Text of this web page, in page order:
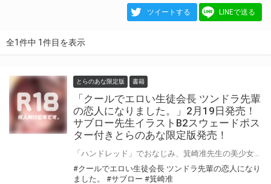
ツイートする LINEで送る
全1件中 1件目を表示
とらのあな限定版 書籍
「クールでエロい生徒会長 ツンドラ先輩
の恋人になりました。」2月19日発売！
サブロー先生イラストB2スウェードポス
ター付きとらのあな限定版発売！
#クールでエロい生徒会長 ツンドラ先輩の恋人になり
ました。
#サブロー #箕崎准